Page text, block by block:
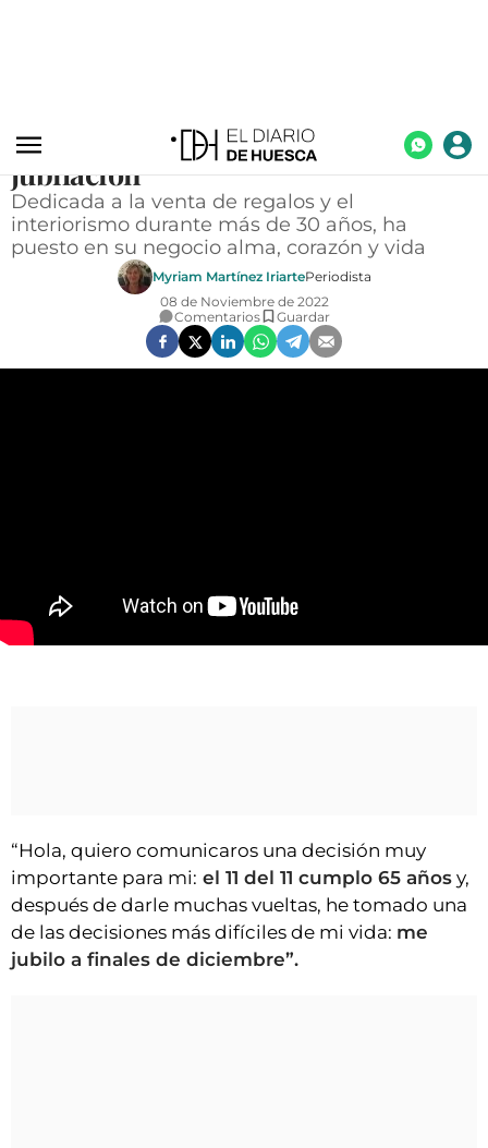
TURISMO
AGROALIMENTACIÓN
SOCIEDAD
FIESTAS DE SAN LORENZO
AGENDA
CLUB DEL AMIGO MILITANTE
INICIAR SESIÓN
Correría Rosa Casals anuncia su
jubilación
Dedicada a la venta de regalos y el
interiorismo durante más de 30 años, ha
puesto en su negocio alma, corazón y vida
Myriam Martínez IriartePeriodista
08 de Noviembre de 2022
Comentarios
Guardar
“Hola, quiero comunicaros una decisión muy
importante para mi: el 11 del 11 cumplo 65 años y,
después de darle muchas vueltas, he tomado una
de las decisiones más difíciles de mi vida: me
jubilo a finales de diciembre”.